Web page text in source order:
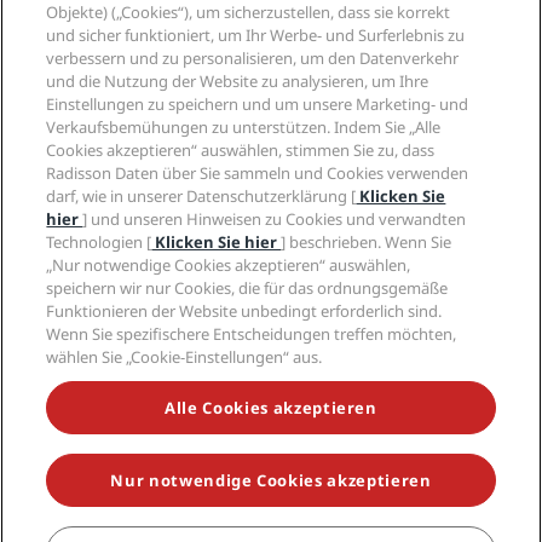
„Sports Approved“-Hotels
Familienfreundliche Hotels
Gesundheit & Sicherheit
Medien
Karriere RHG
Karriere PPHE
Karrieren EHL
The Club by RHG
Entwicklungsmöglichkeiten
Responsible Business – Unser Engagement
Einkauf
Privacy Centre
Rechtliche Hinweise
Radisson Rewards Geschäftsbedingungen
Website-Nutzungsvereinbarung
Digitale Barrierefreiheit
Moderne Sklaverei – Erklärung
Hilfe
Verbrauchermeldungen
Kontakt
FAQ
Inhaltsübersicht
Soziale Medien
Marken von Radisson Hotels
VERPASSEN SIE NIEMALS UNSERE BELIEBTESTEN
ANGEBOTE
© 2026 Radisson Hotel Group.Alle Rechte vorbehalten. RHG Radisson
Hotel Group, Radisson, Radisson RED, Radisson Blu, Radisson Collection,
Radisson Individuals, Park Plaza, Park Inn, Country Inn & Suites, Prize by
Objekte) („Cookies“), um sicherzustellen, dass sie korrekt
und sicher funktioniert, um Ihr Werbe- und Surferlebnis zu
verbessern und zu personalisieren, um den Datenverkehr
und die Nutzung der Website zu analysieren, um Ihre
Einstellungen zu speichern und um unsere Marketing- und
Verkaufsbemühungen zu unterstützen. Indem Sie „Alle
Cookies akzeptieren“ auswählen, stimmen Sie zu, dass
Radisson Daten über Sie sammeln und Cookies verwenden
darf, wie in unserer Datenschutzerklärung [ Klicken Sie
hier] und unseren Hinweisen zu Cookies und verwandten
Technologien [ Klicken Sie hier] beschrieben. Wenn Sie
„Nur notwendige Cookies akzeptieren“ auswählen,
speichern wir nur Cookies, die für das ordnungsgemäße
Funktionieren der Website unbedingt erforderlich sind.
Wenn Sie spezifischere Entscheidungen treffen möchten,
wählen Sie „Cookie-Einstellungen“ aus.
Alle Cookies akzeptieren
Nur notwendige Cookies akzeptieren